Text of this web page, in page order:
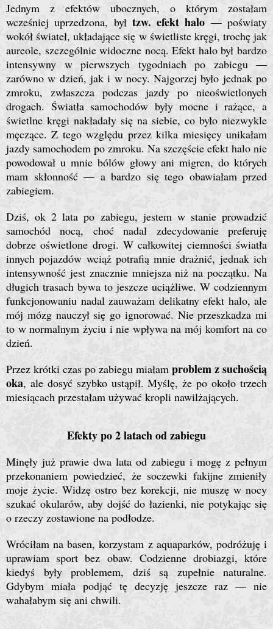
Jednym z efektów ubocznych, o którym zostałam
wcześniej uprzedzona, był tzw. efekt halo — poświaty
wokół świateł, układające się w świetliste kręgi, trochę jak
aureole, szczególnie widoczne nocą. Efekt halo był bardzo
intensywny w pierwszych tygodniach po zabiegu —
zarówno w dzień, jak i w nocy. Najgorzej było jednak po
zmroku, zwłaszcza podczas jazdy po nieoświetlonych
drogach. Światła samochodów były mocne i rażące, a
świetlne kręgi nakładały się na siebie, co było niezwykle
męczące. Z tego względu przez kilka miesięcy unikałam
jazdy samochodem po zmroku. Na szczęście efekt halo nie
powodował u mnie bólów głowy ani migren, do których
mam skłonność — a bardzo się tego obawiałam przed
zabiegiem.
Dziś, ok 2 lata po zabiegu, jestem w stanie prowadzić
samochód nocą, choć nadal zdecydowanie preferuję
dobrze oświetlone drogi. W całkowitej ciemności światła
innych pojazdów wciąż potrafią mnie drażnić, jednak ich
intensywność jest znacznie mniejsza niż na początku. Na
długich trasach bywa to jeszcze uciążliwe. W codziennym
funkcjonowaniu nadal zauważam delikatny efekt halo, ale
mój mózg nauczył się go ignorować. Nie przeszkadza mi
to w normalnym życiu i nie wpływa na mój komfort na co
dzień.
Przez krótki czas po zabiegu miałam problem z suchością
oka, ale dosyć szybko ustąpił. Myślę, że po około trzech
miesiącach przestałam używać kropli nawilżających.
Efekty po 2 latach od zabiegu
Minęły już prawie dwa lata od zabiegu i mogę z pełnym
przekonaniem powiedzieć, że soczewki fakijne zmieniły
moje życie. Widzę ostro bez korekcji, nie muszę w nocy
szukać okularów, aby dojść do łazienki, nie potykając się
o rzeczy zostawione na podłodze.
Wróciłam na basen, korzystam z aquaparków, podróżuję i
uprawiam sport bez obaw. Codzienne drobiazgi, które
kiedyś były problemem, dziś są zupełnie naturalne.
Gdybym miała podjąć tę decyzję jeszcze raz — nie
wahałabym się ani chwili.